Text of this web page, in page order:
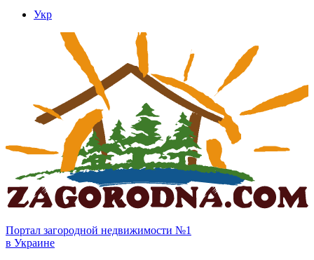
Укр
Портал загородной недвижимости №1
в Украине